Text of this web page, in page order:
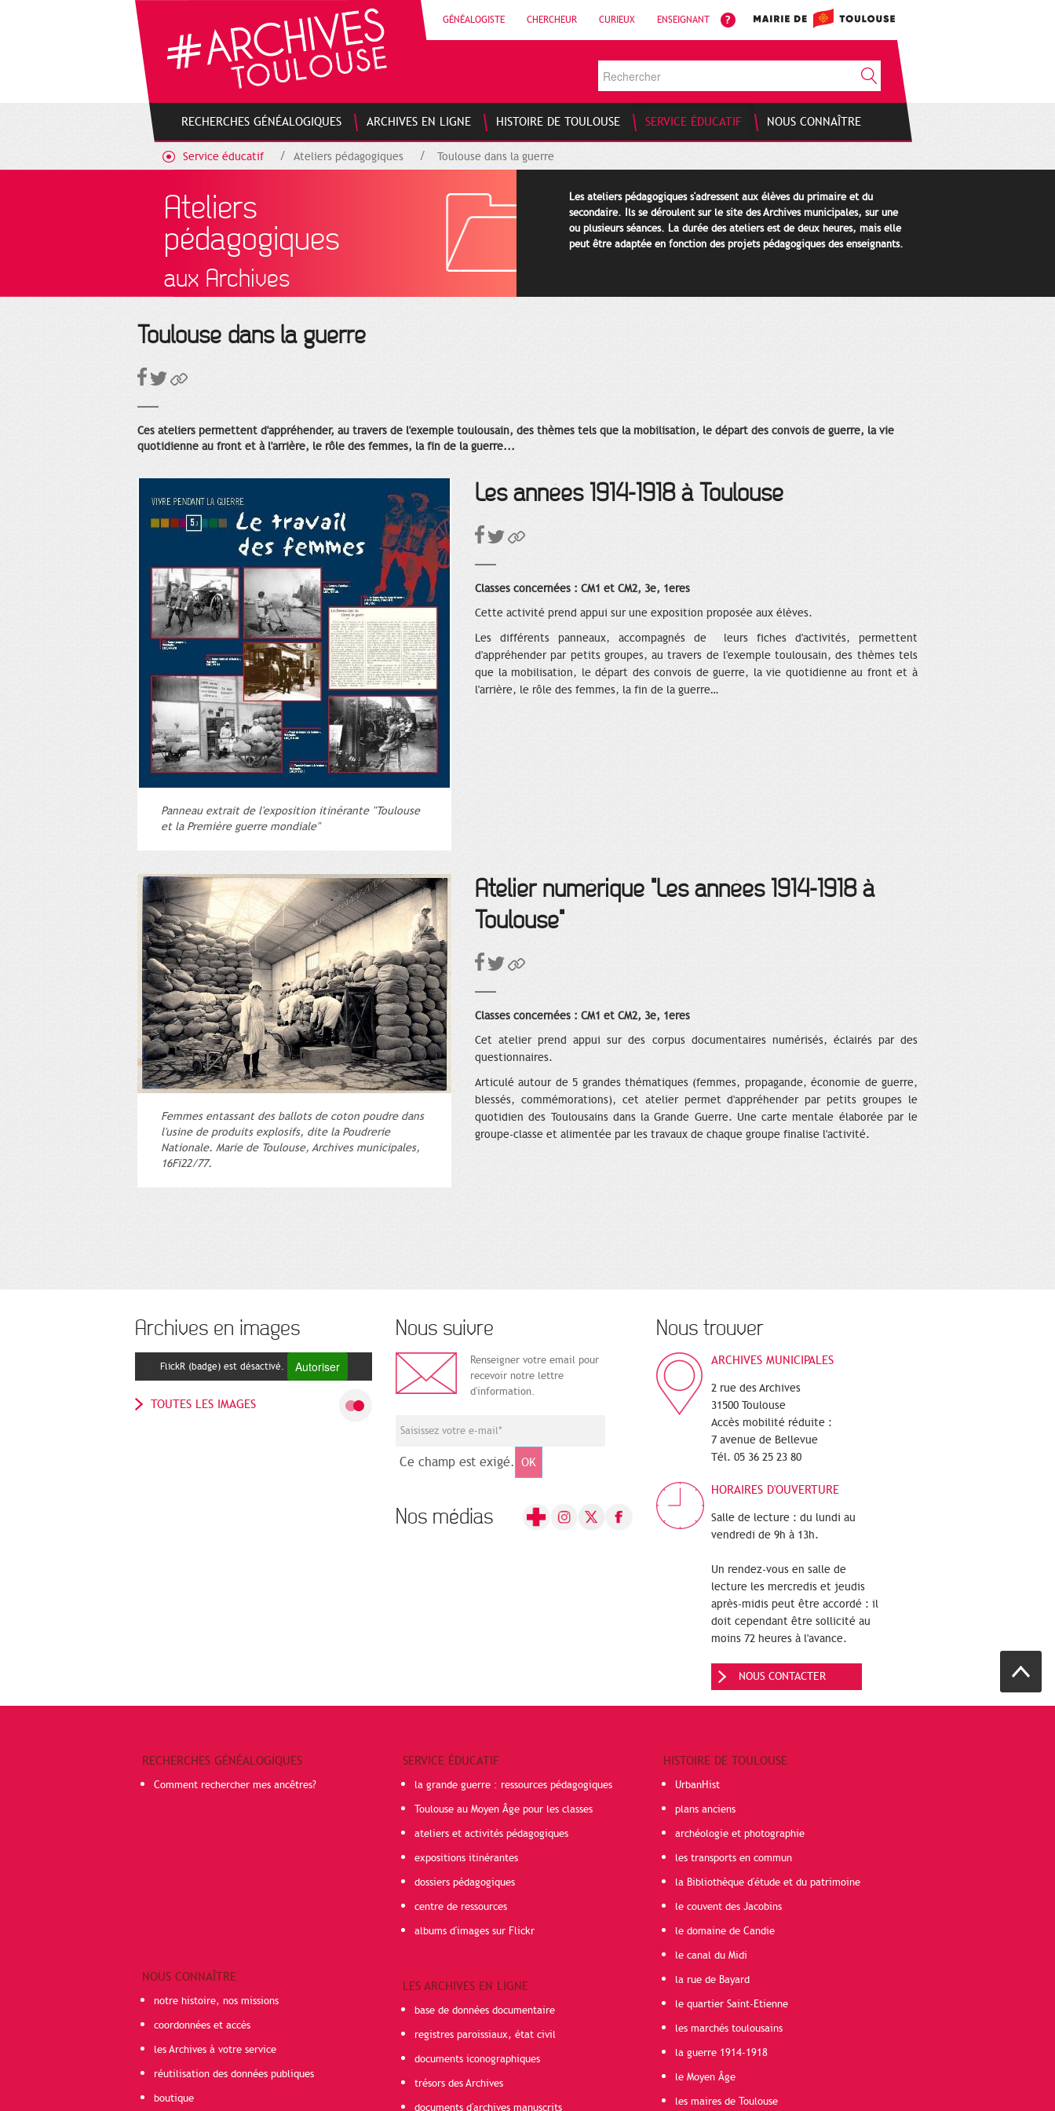
GÉNÉALOGISTE CHERCHEUR CURIEUX ENSEIGNANT
RECHERCHES GÉNÉALOGIQUES ARCHIVES EN LIGNE HISTOIRE DE TOULOUSE SERVICE ÉDUCATIF NOUS CONNAÎTRE
Service éducatif Ateliers pédagogiques Toulouse dans la guerre
Ateliers
pédagogiques
aux Archives
Les ateliers pédagogiques s'adressent aux élèves du primaire et du
secondaire. Ils se déroulent sur le site des Archives municipales, sur une
ou plusieurs séances. La durée des ateliers est de deux heures, mais elle
peut être adaptée en fonction des projets pédagogiques des enseignants.
Toulouse dans la guerre
Ces ateliers permettent d'appréhender, au travers de l'exemple toulousain, des thèmes tels que la mobilisation, le départ des convois de guerre, la vie
quotidienne au front et à l'arrière, le rôle des femmes, la fin de la guerre...
Panneau extrait de l'exposition itinérante "Toulouse
et la Première guerre mondiale"
Les années 1914-1918 à Toulouse
Classes concernées : CM1 et CM2, 3e, 1eres
Cette activité prend appui sur une exposition proposée aux élèves.
Les différents panneaux, accompagnés de leurs fiches d'activités, permettent
d'appréhender par petits groupes, au travers de l'exemple toulousain, des thèmes tels
que la mobilisation, le départ des convois de guerre, la vie quotidienne au front et à
l'arrière, le rôle des femmes, la fin de la guerre…
Femmes entassant des ballots de coton poudre dans
l'usine de produits explosifs, dite la Poudrerie
Nationale. Marie de Toulouse, Archives municipales,
16Fi22/77.
Atelier numérique "Les années 1914-1918 à
Toulouse"
Classes concernées : CM1 et CM2, 3e, 1eres
Cet atelier prend appui sur des corpus documentaires numérisés, éclairés par des
questionnaires.
Articulé autour de 5 grandes thématiques (femmes, propagande, économie de guerre,
blessés, commémorations), cet atelier permet d'appréhender par petits groupes le
quotidien des Toulousains dans la Grande Guerre. Une carte mentale élaborée par le
groupe-classe et alimentée par les travaux de chaque groupe finalise l'activité.
Archives en images
FlickR (badge) est désactivé. Autoriser
TOUTES LES IMAGES
Nous suivre
Renseigner votre email pour
recevoir notre lettre
d'information.
Ce champ est exigé. OK
Nos médias
Nous trouver
ARCHIVES MUNICIPALES
2 rue des Archives
31500 Toulouse
Accès mobilité réduite :
7 avenue de Bellevue
Tél. 05 36 25 23 80
HORAIRES D'OUVERTURE
Salle de lecture : du lundi au
vendredi de 9h à 13h.
Un rendez-vous en salle de
lecture les mercredis et jeudis
après-midis peut être accordé : il
doit cependant être sollicité au
moins 72 heures à l'avance.
NOUS CONTACTER
RECHERCHES GÉNÉALOGIQUES
Comment rechercher mes ancêtres?
NOUS CONNAÎTRE
notre histoire, nos missions
coordonnées et accès
les Archives à votre service
réutilisation des données publiques
boutique
SERVICE ÉDUCATIF
la grande guerre : ressources pédagogiques
Toulouse au Moyen Âge pour les classes
ateliers et activités pédagogiques
expositions itinérantes
dossiers pédagogiques
centre de ressources
albums d'images sur Flickr
LES ARCHIVES EN LIGNE
base de données documentaire
registres paroissiaux, état civil
documents iconographiques
trésors des Archives
documents d'archives manuscrits
HISTOIRE DE TOULOUSE
UrbanHist
plans anciens
archéologie et photographie
les transports en commun
la Bibliothèque d'étude et du patrimoine
le couvent des Jacobins
le domaine de Candie
le canal du Midi
la rue de Bayard
le quartier Saint-Etienne
les marchés toulousains
la guerre 1914-1918
le Moyen Âge
les maires de Toulouse
Gestion de vos préférences sur les cookies